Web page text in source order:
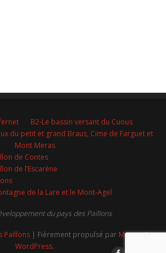
B2-Le bassin versant du Cuous
du petit et grand Braus, Cime de Farguet et
Mont Meras
de Contes
de l’Escarène
de la Lare et le Mont-Agel
du pays des Paillons
Paillons| Fièrement propulsé par Mantra&
WordPress.